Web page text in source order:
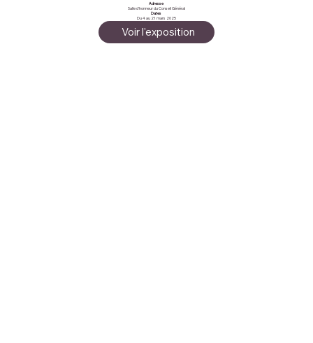
Adresse
Salle d'honneur du Conseil Général
Dates
Du 4 au 21 mars 2025
Voir l'exposition